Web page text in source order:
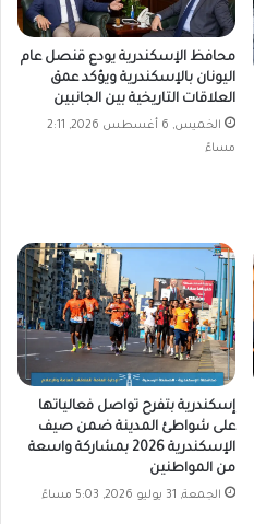
محافظ الإسكندرية يودع قنصل عام
اليونان بالإسكندرية ويؤكد عمق
العلاقات التاريخية بين الجانبين
الخميس, 6 أغسطس 2026, 2:11
مساءً
إسكندرية بتفرح تواصل فعالياتها
على شواطئ المدينة ضمن صيف
الإسكندرية 2026 بمشاركة واسعة
من المواطنين
الجمعة, 31 يوليو 2026, 5:03 مساءً